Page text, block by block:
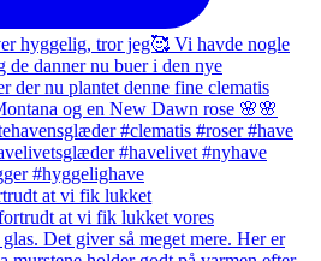
at vi fik lukket